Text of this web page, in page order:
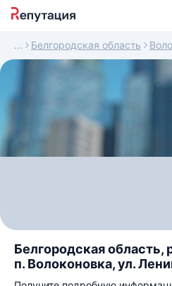
Белгородская область
Белгородская область,
п. Волоконовка, ул.